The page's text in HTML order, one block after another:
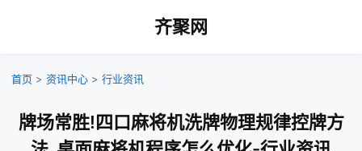
齐聚网
首页 > 资讯中心 > 行业资讯
牌场常胜!四口麻将机洗牌物理规律控牌方